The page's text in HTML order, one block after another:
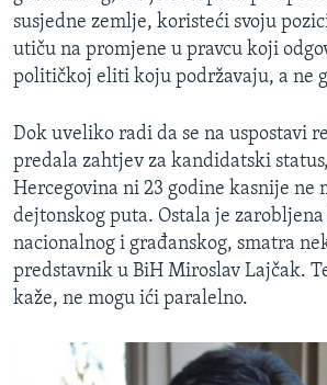
susjedne zemlje, koristeći svoju
utiču na promjene u pravcu koji
političkoj eliti koju podržavaju, a ne
Dok uveliko radi da se na uspostavi
predala zahtjev za kandidatski
Hercegovina ni 23 godine kasnije ne
dejtonskog puta. Ostala je
nacionalnog i građanskog, smatra
predstavnik u BiH Miroslav Lajčak.
kaže, ne mogu ići paralelno.